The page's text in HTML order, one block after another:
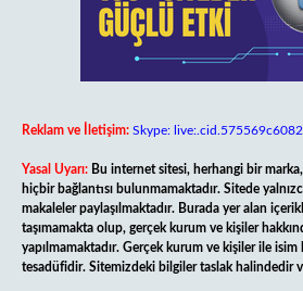
Reklam ve İletişim: Skype:
Yasal Uyarı: Bu internet sitesi, herhangi bir
hiçbir bağlantısı bulunmamaktadır. Sitede
makaleler paylaşılmaktadır. Burada yer alan
taşımamakta olup, gerçek kurum ve kişiler
yapılmamaktadır. Gerçek kurum ve kişiler ile
tesadüfidir. Sitemizdeki bilgiler taslak halindedir